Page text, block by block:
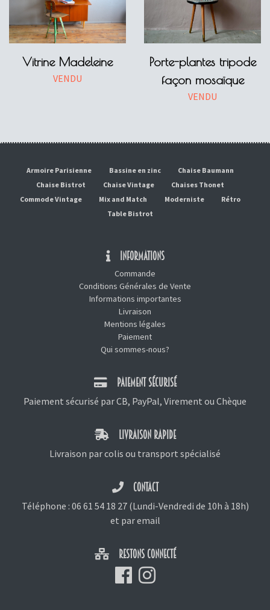
Vitrine Madeleine
VENDU
Porte-plantes tripode
façon mosaïque
VENDU
Armoire Parisienne Bassine en zinc
Chaise Baumann
Chaise Bistrot
Chaise Vintage
Chaises Thonet
Commode Vintage
Mix and Match Moderniste
Rétro
Table Bistrot
INFORMATIONS
Commande
Conditions Générales de Vente
Informations importantes
Livraison
Mentions légales
Paiement
Qui sommes-nous?
PAIEMENT SÉCURISÉ
Paiement sécurisé par CB, PayPal, Virement ou Chèque
LIVRAISON RAPIDE
Livraison par colis ou transport spécialisé
CONTACT
Téléphone : 06 61 54 18 27(Lundi-Vendredi de 10h à 18h)
et par email
RESTONS CONNECTÉ